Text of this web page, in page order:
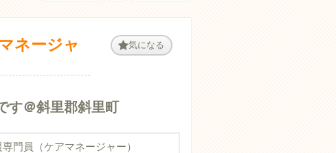
ネージャ
気になる
す＠斜里郡斜里町
門員（ケアマネージャー）